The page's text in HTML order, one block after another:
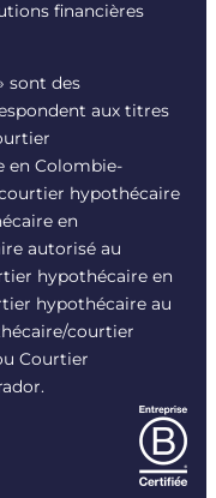
financières
sont des
aux titres
en Colombie-
hypothécaire
en
autorisé au
hypothécaire en
hypothécaire au
courtier
Courtier